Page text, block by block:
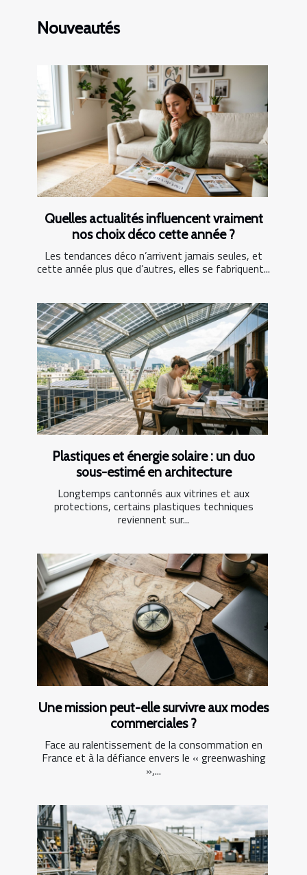
Nouveautés
Quelles actualités influencent vraiment
nos choix déco cette année ?
Les tendances déco n’arrivent jamais seules, et
cette année plus que d’autres, elles se fabriquent...
Plastiques et énergie solaire : un duo
sous-estimé en architecture
Longtemps cantonnés aux vitrines et aux
protections, certains plastiques techniques
reviennent sur...
Une mission peut-elle survivre aux modes
commerciales ?
Face au ralentissement de la consommation en
France et à la défiance envers le « greenwashing
»,...